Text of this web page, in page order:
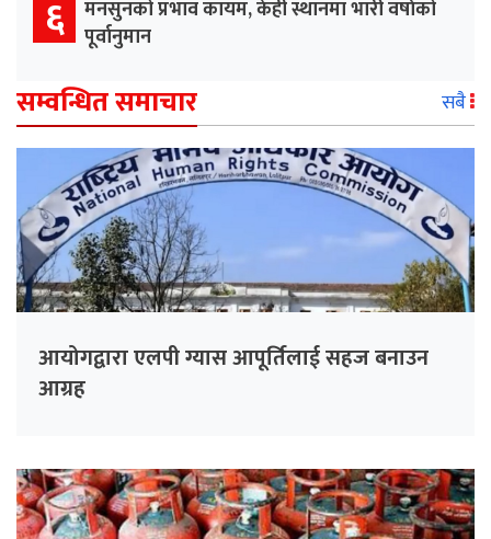
६ मनसुनको प्रभाव कायम, केही स्थानमा भारी वर्षाको
पूर्वानुमान
सम्वन्धित समाचार सबै
आयोगद्वारा एलपी ग्यास आपूर्तिलाई सहज बनाउन
आग्रह